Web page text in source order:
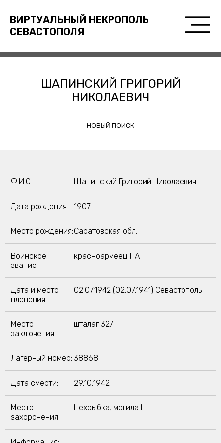
ВИРТУАЛЬНЫЙ НЕКРОПОЛЬ
СЕВАСТОПОЛЯ
ШАПИНСКИЙ ГРИГОРИЙ
НИКОЛАЕВИЧ
новый поиск
Ф.И.О.: Шапинский Григорий Николаевич
Дата рождения: 1907
Место рождения: Саратовская обл.
Воинское
звание:
красноармеец ПА
Дата и место
пленения:
02.07.1942 (02.07.1941) Севастополь
Место
заключения:
шталаг 327
Лагерный номер: 38868
Дата смерти: 29.10.1942
Место
захоронения:
Нехрыбка, могила II